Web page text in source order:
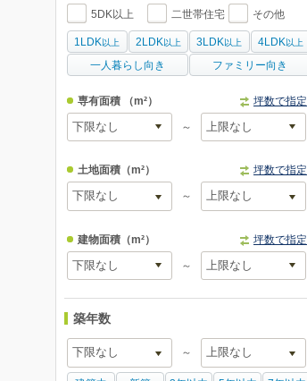
5DK以上 二世帯住宅 その他
1LDK 以上 2LDK 以上 3LDK 以上 4LDK 以上
一人暮らし向き ファミリー向き
専有面積 （m²） 坪数で指定
～
土地面積（m²） 坪数で指定
～
建物面積（m²） 坪数で指定
～
築年数
～